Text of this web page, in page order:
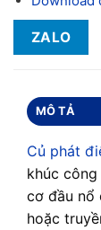
ZALO
MÔ TẢ
Củ phát
khúc
cơ đầu nổ
hoặc